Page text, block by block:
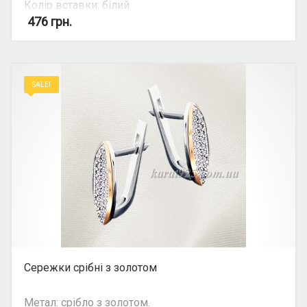
Колір вставки: білий.
Можливість комплекту: так.
476 грн.
SALE!
Сережки срібні з золотом
Метал: срібло з золотом.